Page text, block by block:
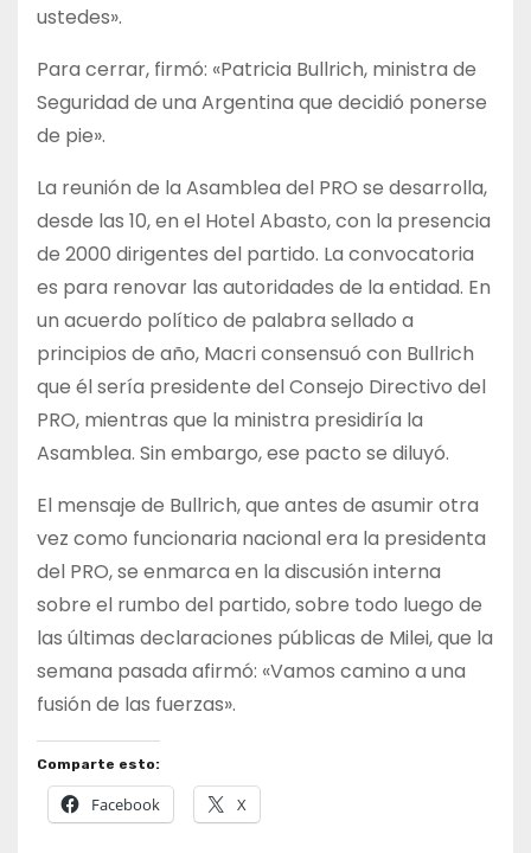
ustedes».
Para cerrar, firmó: «Patricia Bullrich, ministra de
Seguridad de una Argentina que decidió ponerse
de pie».
La reunión de la Asamblea del PRO se desarrolla,
desde las 10, en el Hotel Abasto, con la presencia
de 2000 dirigentes del partido. La convocatoria
es para renovar las autoridades de la entidad. En
un acuerdo político de palabra sellado a
principios de año, Macri consensuó con Bullrich
que él sería presidente del Consejo Directivo del
PRO, mientras que la ministra presidiría la
Asamblea. Sin embargo, ese pacto se diluyó.
El mensaje de Bullrich, que antes de asumir otra
vez como funcionaria nacional era la presidenta
del PRO, se enmarca en la discusión interna
sobre el rumbo del partido, sobre todo luego de
las últimas declaraciones públicas de Milei, que la
semana pasada afirmó: «Vamos camino a una
fusión de las fuerzas».
Comparte esto:
Facebook X